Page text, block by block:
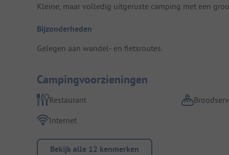
Kleine, maar volledig uitgeruste camping met een
Bijzonderheden
Gelegen aan wandel- en fietsroutes.
Campingvoorzieningen
Restaurant
Internet
Bekijk alle 12 kenmerken